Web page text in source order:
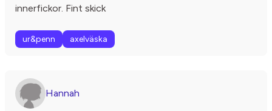
innerfickor. Fint skick
ur&penn axelväska
Hannah